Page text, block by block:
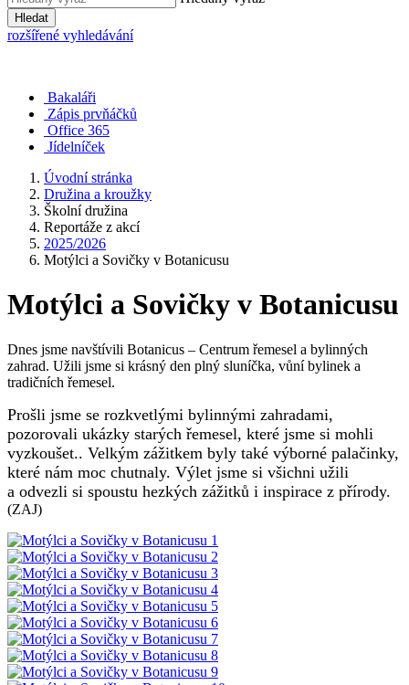
Hledat
rozšířené vyhledávání
Bakaláři
Zápis prvňáčků
Office 365
Jídelníček
Úvodní stránka
Družina a kroužky
Školní družina
Reportáže z akcí
2025/2026
Motýlci a Sovičky v Botanicusu
Motýlci a Sovičky v Botanicusu
Dnes jsme navštívili Botanicus – Centrum řemesel a bylinných
zahrad. Užili jsme si krásný den plný sluníčka, vůní bylinek a
tradičních řemesel.
Prošli jsme se rozkvetlými bylinnými zahradami,
pozorovali ukázky starých řemesel, které jsme si mohli
vyzkoušet.. Velkým zážitkem byly také výborné palačinky,
které nám moc chutnaly. Výlet jsme si všichni užili
a odvezli si spoustu hezkých zážitků i inspirace z přírody.
(ZAJ)